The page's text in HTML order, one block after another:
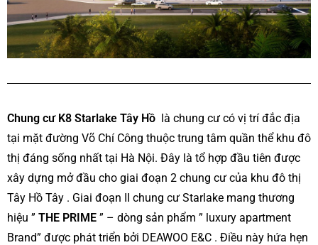
Chung cư K8 Starlake Tây Hồ là chung cư có vị trí đắc địa
tại mặt đường Võ Chí Công thuộc trung tâm quần thể khu đô
thị đáng sống nhất tại Hà Nội. Đây là tổ hợp đầu tiên được
xây dựng mở đầu cho giai đoạn 2 chung cư của khu đô thị
Tây Hồ Tây . Giai đoạn II chung cư Starlake mang thương
hiệu ” THE PRIME ” – dòng sản phẩm ” luxury apartment
Brand” được phát triển bởi DEAWOO E&C . Điều này hứa hẹn